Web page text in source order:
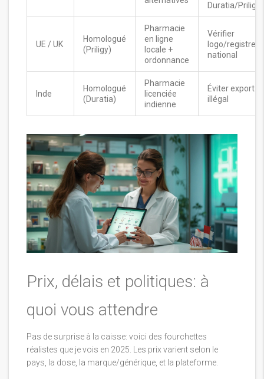
Duratia/Priligy
UE / UK
Homologué
(Priligy)
Pharmacie
en ligne
locale +
ordonnance
Vérifier
logo/registre
national
Inde
Homologué
(Duratia)
Pharmacie
licenciée
indienne
Éviter export
illégal
Prix, délais et politiques: à
quoi vous attendre
Pas de surprise à la caisse: voici des fourchettes
réalistes que je vois en 2025. Les prix varient selon le
pays, la dose, la marque/générique, et la plateforme.